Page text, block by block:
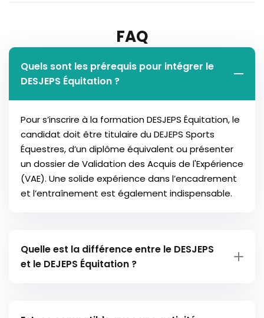
FAQ
Quels sont les prérequis pour intégrer le
DESJEPS Équitation ?
Pour s’inscrire à la formation DESJEPS Équitation, le
candidat doit être titulaire du DEJEPS Sports
Équestres, d’un diplôme équivalent ou présenter
un dossier de Validation des Acquis de l'Expérience
(VAE). Une solide expérience dans l’encadrement
et l’entraînement est également indispensable.
Quelle est la différence entre le DESJEPS
et le DEJEPS Équitation ?